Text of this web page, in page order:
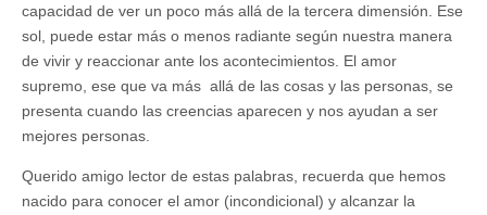
capacidad de ver un poco más allá de la tercera dimensión. Ese
sol, puede estar más o menos radiante según nuestra manera
de vivir y reaccionar ante los acontecimientos. El amor
supremo, ese que va más allá de las cosas y las personas, se
presenta cuando las creencias aparecen y nos ayudan a ser
mejores personas.
Querido amigo lector de estas palabras, recuerda que hemos
nacido para conocer el amor (incondicional) y alcanzar la